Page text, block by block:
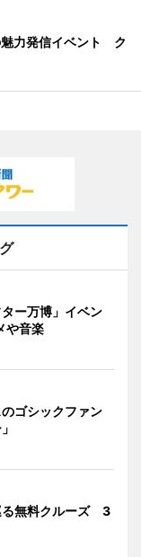
力発信イベント ク
ー万博」イベン
や音楽
ゴシックファン
る無料クルーズ 3